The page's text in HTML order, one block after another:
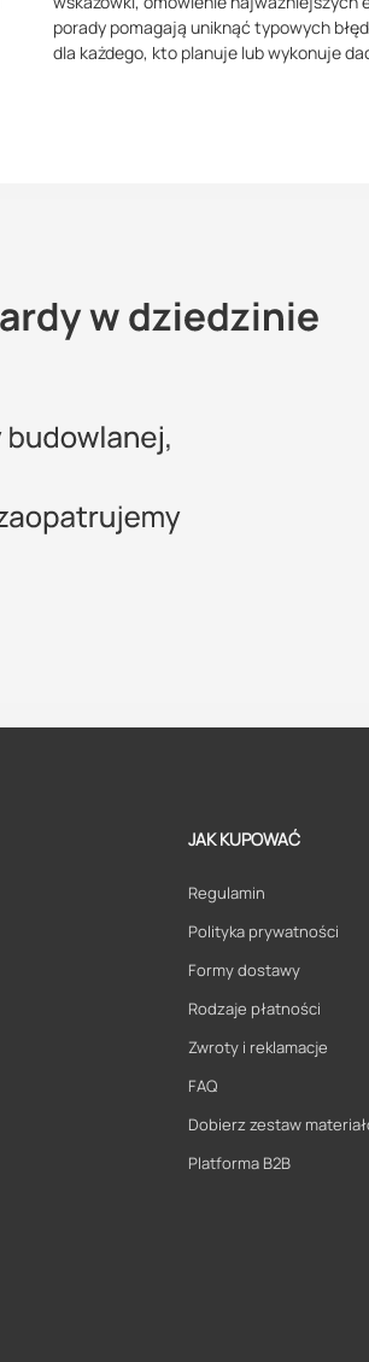
porady pomagają uniknąć typowych
dla każdego, kto planuje lub wykonuje
JAK KUPOWAĆ
Regulamin
Polityka prywatności
Formy dostawy
Rodzaje płatności
Zwroty i reklamacje
FAQ
Dobierz zestaw
Platforma B2B